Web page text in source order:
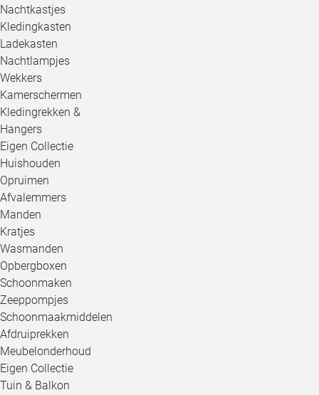
Nachtkastjes
Kledingkasten
Ladekasten
Nachtlampjes
Wekkers
Kamerschermen
Kledingrekken &
Hangers
Eigen Collectie
Huishouden
Opruimen
Afvalemmers
Manden
Kratjes
Wasmanden
Opbergboxen
Schoonmaken
Zeeppompjes
Schoonmaakmiddelen
Afdruiprekken
Meubelonderhoud
Eigen Collectie
Tuin & Balkon